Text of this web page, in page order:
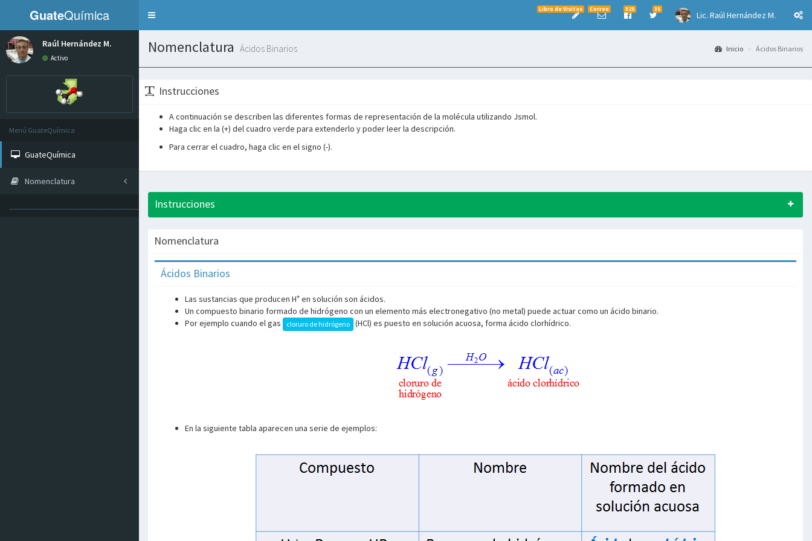
GuateQuímica
Toggle
Libro de Visitas Correo 325 35
Lic. Raúl Hernández M.
Raúl Hernández M.
Activo
Menú GuateQuímica
GuateQuímica
Nomenclatura
______________________________________________
Nomenclatura Ácidos Binarios Inicio Ácidos Binarios
Instrucciones
A continuación se describen las diferentes formas de representación de la molécula utilizando Jsmol.
Haga clic en la (+) del cuadro verde para extenderlo y poder leer la descripción.
Para cerrar el cuadro, haga clic en el signo (-).
Instrucciones
Nomenclatura
Ácidos Binarios
Las sustancias que producen H+ en solución son ácidos.
Un compuesto binario formado de hidrógeno con un elemento más electronegativo (no metal) puede actuar como un ácido binario.
Por ejemplo cuando el gas
cloruro de hidrógeno (HCl) es puesto en solución acuosa, forma ácido clorhídrico.
En la siguiente tabla aparecen una serie de ejemplos: